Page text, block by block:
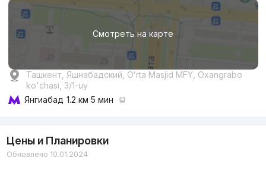
Смотреть на карте
Ташкент, Яшнабадский, Oʻrta Masjid MFY, Oxangrabo
ko'chasi, 3/1-uy
Янгиабад 1.2 км 5 мин
Цены и Планировки
Обновлено 10.01.2024